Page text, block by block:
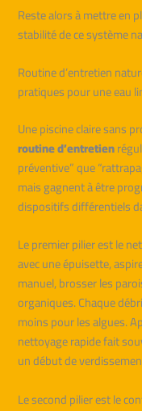
Reste alors à mettre en
stabilité de ce système
Routine d’entretien
pratiques pour une eau
Une piscine claire sans
routine d’entretien
préventive” que
mais gagnent à être
dispositifs différentiels
Le premier pilier est le
avec une épuisette,
manuel, brosser les
organiques. Chaque
moins pour les algues.
nettoyage rapide fait
un début de
Le second pilier est le